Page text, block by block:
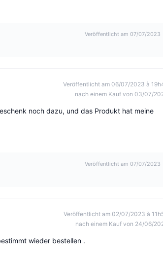
Veröffentlicht am 07/07/2023
Veröffentlicht am 06/07/2023 à
nach einem Kauf von 03/07/
noch dazu, und das Produkt hat meine
Veröffentlicht am 07/07/2023
Veröffentlicht am 02/07/2023 à
nach einem Kauf von 24/06/
wieder bestellen .